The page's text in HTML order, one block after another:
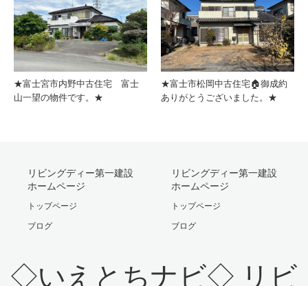
★富士宮市内野中古住宅 富士
山一望の物件です。★
★富士市松岡中古住宅🏠御成約
ありがとうございました。★
リビングディー第一建設
ホームページ
トップページ
ブログ
リビングディー第一建設
ホームページ
トップページ
ブログ
◇いえとちナビ◇ リビ